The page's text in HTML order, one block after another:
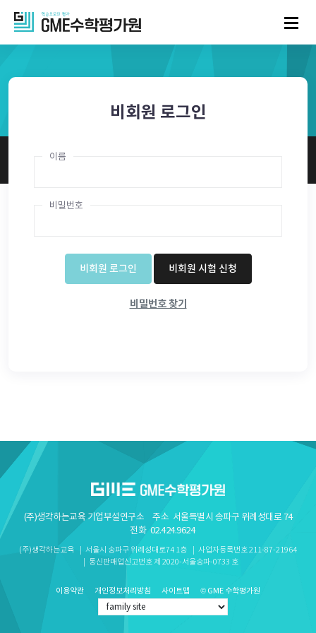
비회원 로그인
이름
비밀번호
비회원 로그인 비회원 시험 신청
비밀번호 찾기
(주)생각하는교육 기업부설연구소 주소 서울특별시 송파구 위례성대로 74
전화 02.424.9624
(주)생각하는교육 서울시 송파구 위례성대로74 1층
사업자등록번호 211-87-21964
통신판매업신고번호 제 2020-서울송파-0733 호
이용약관 개인정보처리방침 사이트맵 © GME 수학평가원